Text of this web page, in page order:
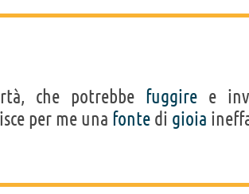
che potrebbe fuggire e
per me una fonte di gioia